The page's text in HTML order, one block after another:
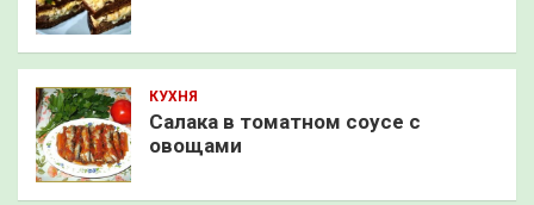
КУХНЯ
Салака в томатном соусе с
овощами